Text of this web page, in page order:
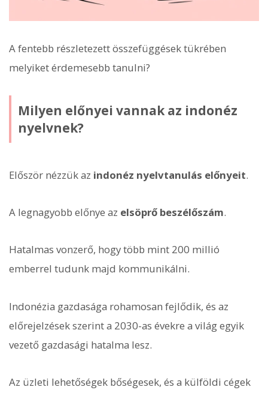
A fentebb részletezett összefüggések tükrében
melyiket érdemesebb tanulni?
Milyen előnyei vannak az indonéz
nyelvnek?
Először nézzük az indonéz nyelvtanulás előnyeit.
A legnagyobb előnye az elsöprő beszélőszám.
Hatalmas vonzerő, hogy több mint 200 millió
emberrel tudunk majd kommunikálni.
Indonézia gazdasága rohamosan fejlődik, és az
előrejelzések szerint a 2030-as évekre a világ egyik
vezető gazdasági hatalma lesz.
Az üzleti lehetőségek bőségesek, és a külföldi cégek